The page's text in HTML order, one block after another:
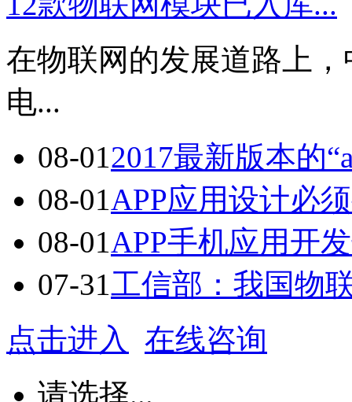
在物联网的发展道路上
电...
08-012017最新版本的
08-01APP应用设计必
08-01APP手机应用开
07-31工信部：我国物
点击进入
在线咨询
请选择...